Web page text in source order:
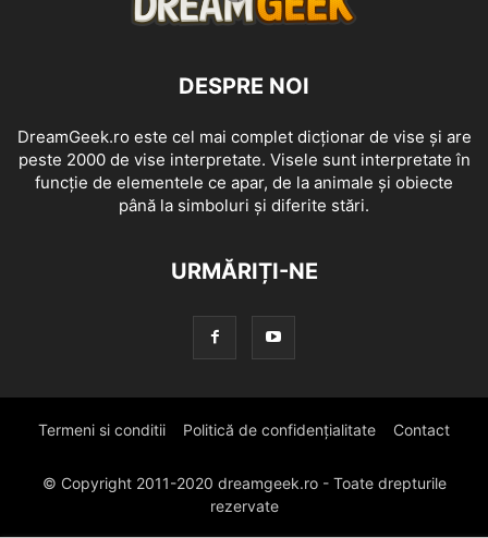
DESPRE NOI
DreamGeek.ro este cel mai complet dicționar de vise și are
peste 2000 de vise interpretate. Visele sunt interpretate în
funcție de elementele ce apar, de la animale și obiecte
până la simboluri și diferite stări.
URMĂRIȚI-NE
Termeni si conditii Politică de confidențialitate Contact
© Copyright 2011-2020 dreamgeek.ro - Toate drepturile
rezervate